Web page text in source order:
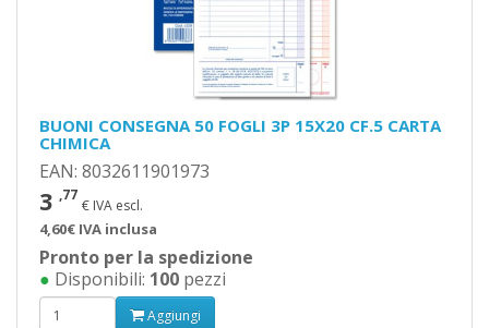
BUONI CONSEGNA 50 FOGLI 3P 15X20 CF.5 CARTA
CHIMICA
EAN: 8032611901973
3 ,77
€ IVA escl.
4,60€ IVA inclusa
Pronto per la spedizione
● Disponibili: 100 pezzi
Aggiungi